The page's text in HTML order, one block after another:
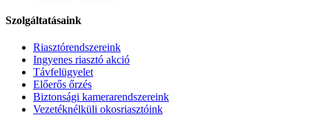
Szolgáltatásaink
Riasztórendszereink
Ingyenes riasztó akció
Távfelügyelet
Előerős őrzés
Biztonsági kamerarendszereink
Vezetéknélküli okosriasztóink